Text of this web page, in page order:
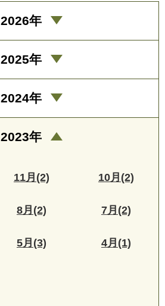
2026年
2025年
2024年
2023年
11月(2) 10月(2)
8月(2) 7月(2)
5月(3) 4月(1)